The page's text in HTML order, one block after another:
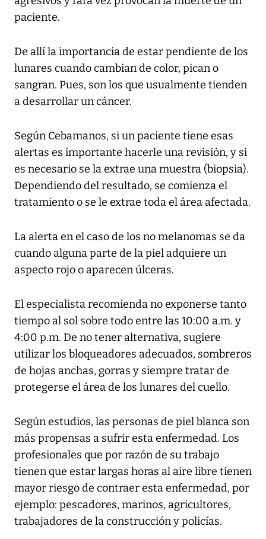
paciente.
De allí la importancia de estar pendiente de los
lunares cuando cambian de color, pican o
sangran. Pues, son los que usualmente tienden
a desarrollar un cáncer.
Según Cebamanos, si un paciente tiene esas
alertas es importante hacerle una revisión, y si
es necesario se la extrae una muestra (biopsia).
Dependiendo del resultado, se comienza el
tratamiento o se le extrae toda el área afectada.
La alerta en el caso de los no melanomas se da
cuando alguna parte de la piel adquiere un
aspecto rojo o aparecen úlceras.
El especialista recomienda no exponerse tanto
tiempo al sol sobre todo entre las 10:00 a.m. y
4:00 p.m. De no tener alternativa, sugiere
utilizar los bloqueadores adecuados, sombreros
de hojas anchas, gorras y siempre tratar de
protegerse el área de los lunares del cuello.
Según estudios, las personas de piel blanca son
más propensas a sufrir esta enfermedad. Los
profesionales que por razón de su trabajo
tienen que estar largas horas al aire libre tienen
mayor riesgo de contraer esta enfermedad, por
ejemplo: pescadores, marinos, agricultores,
trabajadores de la construcción y policías.